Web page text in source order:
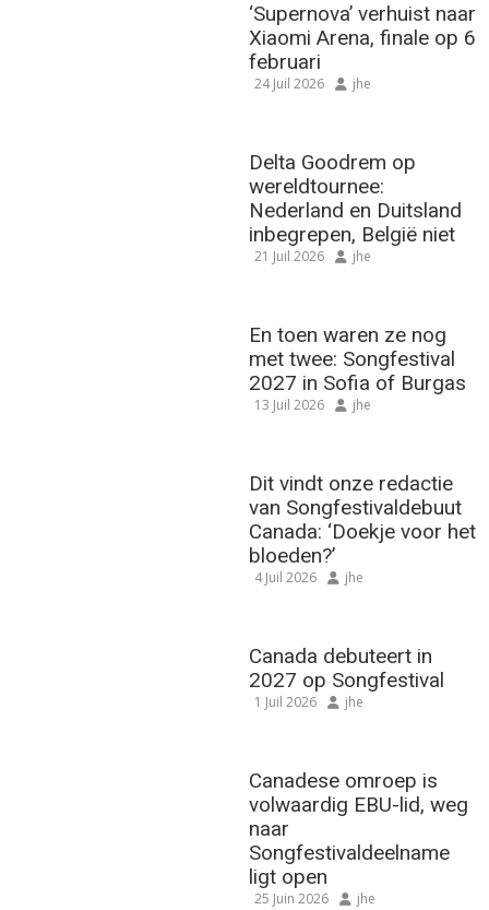
‘Supernova’ verhuist naar
Xiaomi Arena, finale op 6
februari
24 Juil 2026 jhe
Delta Goodrem op
wereldtournee:
Nederland en Duitsland
inbegrepen, België niet
21 Juil 2026 jhe
En toen waren ze nog
met twee: Songfestival
2027 in Sofia of Burgas
13 Juil 2026 jhe
Dit vindt onze redactie
van Songfestivaldebuut
Canada: ‘Doekje voor het
bloeden?’
4 Juil 2026 jhe
Canada debuteert in
2027 op Songfestival
1 Juil 2026 jhe
Canadese omroep is
volwaardig EBU-lid, weg
naar
Songfestivaldeelname
ligt open
25 Juin 2026 jhe